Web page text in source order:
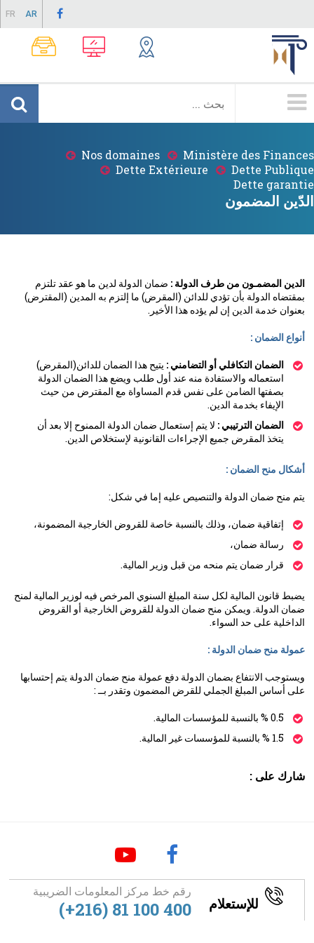
content
FR AR
Principale
Breadcrumb
Ministère des Finances
Nos domaines
Dette Publique
Dette Extérieure
Dette garantie
الدّين المضمون
الدين المضمـون من طرف الدولة : ضمان الدولة لدين ما هو عقد تلتزم
بمقتضاه الدولة بأن تؤدي للدائن (المقرض) ما إلتزم به المدين (المقترض)
بعنوان خدمة الدين إن لم يؤده هذا الأخير.
أنواع الضمان :
الضمان التكافلي أو التضامني : يتيح هذا الضمان للدائن(المقرض)
استعماله والاستفادة منه عند أول طلب ويضع هذا الضمان الدولة
بصفتها الضامن على نفس قدم المساواة مع المقترض من حيث
الإيفاء بخدمة الدين.
الضمان الترتيبي : لا يتم إستعمال ضمان الدولة الممنوح إلا بعد أن
يتخذ المقرض جميع الإجراءات القانونية لإستخلاص الدين.
أشكال منح الضمان :
يتم منح ضمان الدولة والتنصيص عليه إما في شكل:
إتفاقية ضمان، وذلك بالنسبة خاصة للقروض الخارجية المضمونة،
رسالة ضمان،
قرار ضمان يتم منحه من قبل وزير المالية.
يضبط قانون المالية لكل سنة المبلغ السنوي المرخص فيه لوزير المالية لمنح
ضمان الدولة. ويمكن منح ضمان الدولة للقروض الخارجية أو القروض
الداخلية على حد السواء.
عمولة منح ضمان الدولة :
ويستوجب الانتفاع بضمان الدولة دفع عمولة منح ضمان الدولة يتم إحتسابها
على أساس المبلغ الجملي للقرض المضمون وتقدر بــ :
0.5 % بالنسبة للمؤسسات المالية.
1.5 % بالنسبة للمؤسسات غير المالية.
شارك على :
للإستعلام
رقم خط مركز المعلومات الضريبية
(+216) 81 100 400